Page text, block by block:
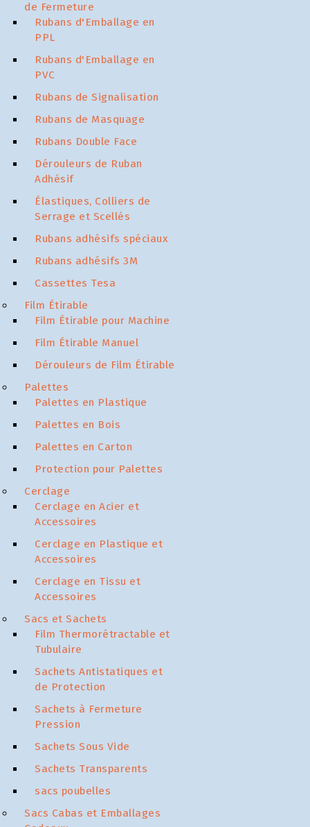
de Fermeture
Rubans d'Emballage en
PPL
Rubans d'Emballage en
PVC
Rubans de Signalisation
Rubans de Masquage
Rubans Double Face
Dérouleurs de Ruban
Adhésif
Élastiques, Colliers de
Serrage et Scellés
Rubans adhésifs spéciaux
Rubans adhésifs 3M
Cassettes Tesa
Film Étirable
Film Étirable pour Machine
Film Étirable Manuel
Dérouleurs de Film Étirable
Palettes
Palettes en Plastique
Palettes en Bois
Palettes en Carton
Protection pour Palettes
Cerclage
Cerclage en Acier et
Accessoires
Cerclage en Plastique et
Accessoires
Cerclage en Tissu et
Accessoires
Sacs et Sachets
Film Thermorétractable et
Tubulaire
Sachets Antistatiques et
de Protection
Sachets à Fermeture
Pression
Sachets Sous Vide
Sachets Transparents
sacs poubelles
Sacs Cabas et Emballages